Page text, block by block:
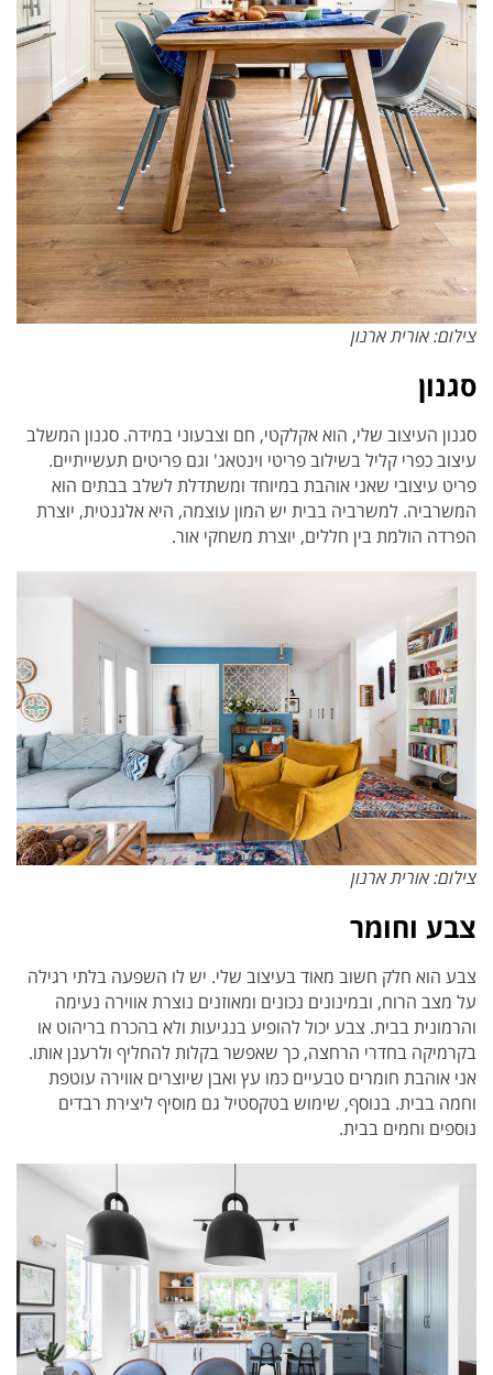
צילום: אורית ארנון
סגנון
סגנון העיצוב שלי, הוא אקלקטי, חם וצבעוני במידה. סגנון המשלב
עיצוב כפרי קליל בשילוב פריטי וינטאג' וגם פריטים תעשייתיים.
פריט עיצובי שאני אוהבת במיוחד ומשתדלת לשלב בבתים הוא
המשרביה. למשרביה בבית יש המון עוצמה, היא אלגנטית, יוצרת
הפרדה הולמת בין חללים, יוצרת משחקי אור.
צילום: אורית ארנון
צבע וחומר
צבע הוא חלק חשוב מאוד בעיצוב שלי. יש לו השפעה בלתי רגילה
על מצב הרוח, ובמינונים נכונים ומאוזנים נוצרת אווירה נעימה
והרמונית בבית. צבע יכול להופיע בנגיעות ולא בהכרח בריהוט או
בקרמיקה בחדרי הרחצה, כך שאפשר בקלות להחליף ולרענן אותו.
אני אוהבת חומרים טבעיים כמו עץ ואבן שיוצרים אווירה עוטפת
וחמה בבית. בנוסף, שימוש בטקסטיל גם מוסיף ליצירת רבדים
נוספים וחמים בבית.